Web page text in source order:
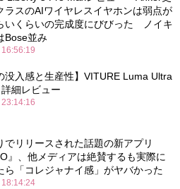
ラスのAIワイヤレスイヤホンは弱点が
いくらいの完成度にびびった ノイキ
Bose並み
没入感と生産性】VITURE Luma Ultra
細レビュー
でリリースされた話題の新アプリ
』、他メディアは絶賛するも実際に
ら「コレジャナイ感」がヤバかった